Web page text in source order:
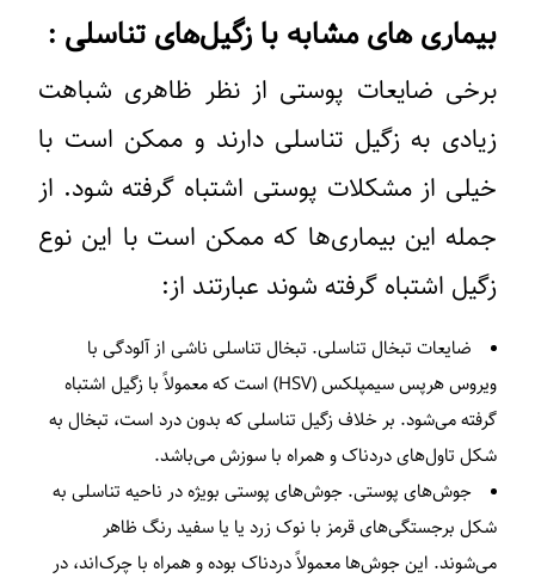
بیماری ‌های مشابه با زگیل‌های تناسلی :
برخی ضایعات پوستی از نظر ظاهری شباهت
زیادی به زگیل تناسلی دارند و ممکن است با
خیلی از مشکلات پوستی اشتباه گرفته شود. از
جمله این بیماری‌ها که ممکن است با این نوع
زگیل اشتباه گرفته شوند عبارتند از:
ضایعات تبخال تناسلی. تبخال تناسلی ناشی از آلودگی با
ویروس هرپس سیمپلکس (HSV) است که معمولاً با زگیل اشتباه
گرفته می‌شود. بر خلاف زگیل تناسلی که بدون درد است، تبخال به
شکل تاول‌های دردناک و همراه با سوزش می‌باشد.
جوش‌های پوستی. جوش‌های پوستی بویژه در ناحیه تناسلی به
شکل برجستگی‌های قرمز با نوک زرد یا یا سفید رنگ ظاهر
می‌شوند. این جوش‌ها معمولاً دردناک بوده و همراه با چرک‌اند، در